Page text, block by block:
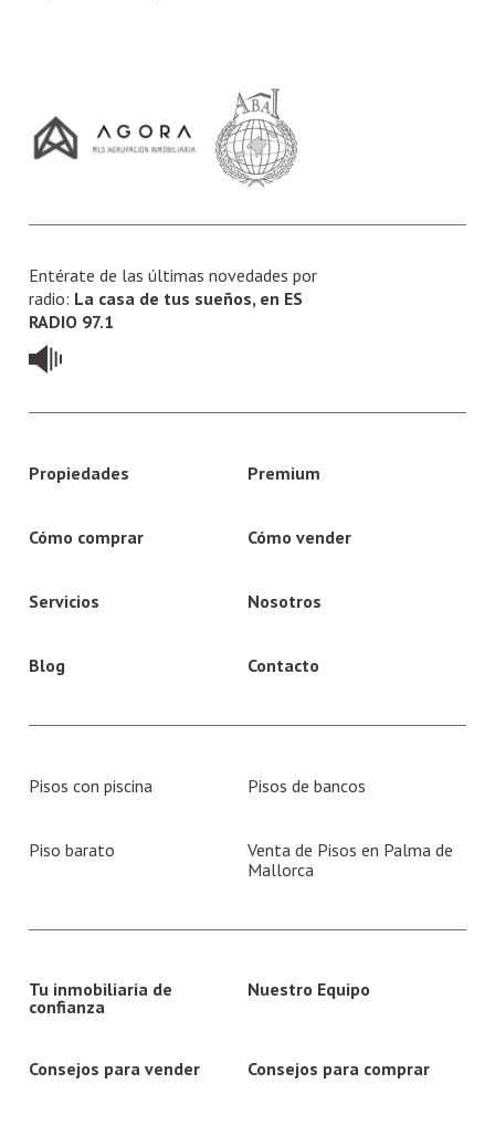
Entérate de las últimas novedades por
radio: La casa de tus sueños, en ES
RADIO 97.1
Propiedades Premium
Cómo comprar Cómo vender
Servicios Nosotros
Blog Contacto
Pisos con piscina Pisos de bancos
Piso barato
Venta de Pisos en Palma de
Mallorca
Tu inmobiliaria de
confianza
Nuestro Equipo
Consejos para vender Consejos para comprar